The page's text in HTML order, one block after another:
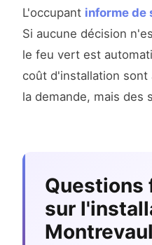
L'occupant informe de
Si aucune décision
le feu vert est
coût d'installation sont
la demande, mais des
Questions
sur